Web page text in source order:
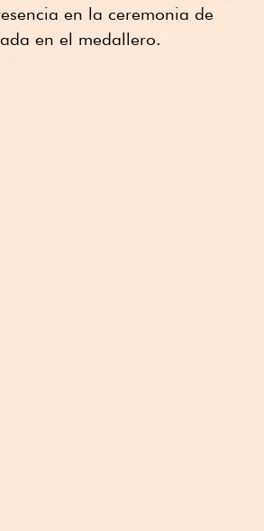
en la ceremonia de
en el medallero.